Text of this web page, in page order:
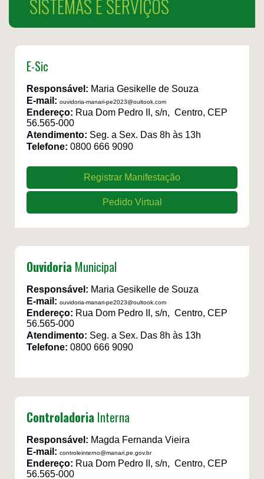
SISTEMAS E SERVIÇOS
E-Sic
Responsável: Maria Gesikelle de Souza
E-mail: ouvidoria-manari-pe2023@oultook.com
Endereço: Rua Dom Pedro II, s/n, Centro, CEP
56.565-000
Atendimento: Seg. a Sex. Das 8h às 13h
Telefone: 0800 666 9090
Registrar Manifestação
Pedido Virtual
Ouvidoria Municipal
Responsável: Maria Gesikelle de Souza
E-mail: ouvidoria-manari-pe2023@oultook.com
Endereço: Rua Dom Pedro II, s/n, Centro, CEP
56.565-000
Atendimento: Seg. a Sex. Das 8h às 13h
Telefone: 0800 666 9090
Controladoria Interna
Responsável: Magda Fernanda Vieira
E-mail: controleinterno@manari.pe.gov.br
Endereço: Rua Dom Pedro II, s/n, Centro, CEP
56.565-000